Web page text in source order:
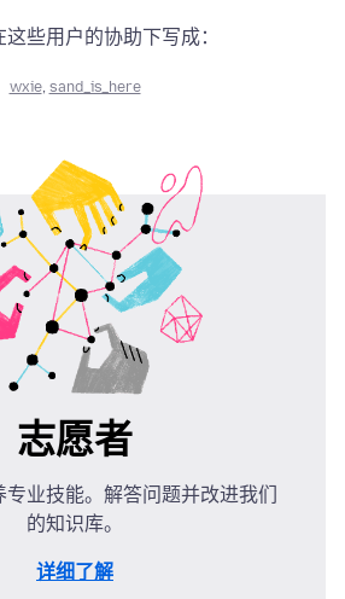
这些用户的协助下写成：
wxie, sand_is_here
志愿者
专业技能。解答问题并改进我们
的知识库。
详细了解